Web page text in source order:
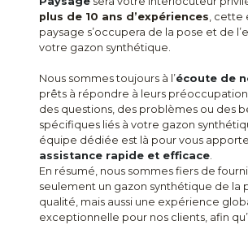
plus de 10 ans d’expériences, cette
paysage s’occupera de la pose et de
votre gazon synthétique.
Nous sommes toujours à l’écoute de
prêts à répondre à leurs
des questions, des problèmes ou des
spécifiques liés à votre gazon
équipe dédiée est là pour vous
assistance rapide et efficace.
En résumé, nous sommes fiers de
seulement un gazon synthétique de la
qualité, mais aussi une expérience
exceptionnelle pour nos clients, afin